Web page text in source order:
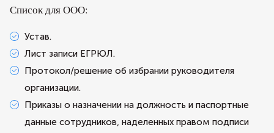
Список для ООО:
Устав.
Лист записи ЕГРЮЛ.
Протокол/решение об избрании руководителя
организации.
Приказы о назначении на должность и паспортные
данные сотрудников, наделенных правом подписи